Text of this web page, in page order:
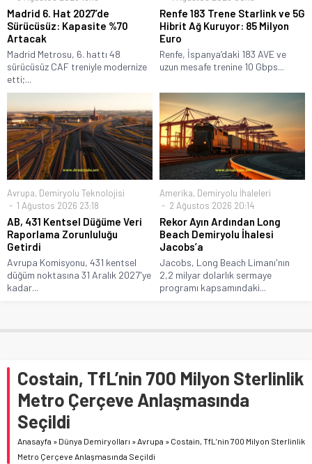
Madrid 6. Hat 2027’de
Sürücüsüz: Kapasite %70
Artacak
Madrid Metrosu, 6. hattı 48
sürücüsüz CAF treniyle modernize
etti;...
Renfe 183 Trene Starlink ve 5G
Hibrit Ağ Kuruyor: 85 Milyon
Euro
Renfe, İspanya’daki 183 AVE ve
uzun mesafe trenine 10 Gbps...
Avrupa, Demiryolu Teknolojisi
1 Ağustos 2026 23:18
AB, 431 Kentsel Düğüme Veri
Raporlama Zorunluluğu
Getirdi
Avrupa Komisyonu, 431 kentsel
düğüm noktasına 31 Aralık 2027'ye
kadar...
Amerika, Demiryolu İhaleleri
2 Ağustos 2026 20:14
Rekor Ayın Ardından Long
Beach Demiryolu İhalesi
Jacobs’a
Jacobs, Long Beach Limanı'nın
2,2 milyar dolarlık sermaye
programı kapsamındaki...
Costain, TfL’nin 700 Milyon Sterlinlik
Metro Çerçeve Anlaşmasında
Seçildi
Anasayfa » Dünya Demiryolları »Avrupa » Costain, TfL’nin 700 Milyon Sterlinlik
Metro Çerçeve Anlaşmasında Seçildi